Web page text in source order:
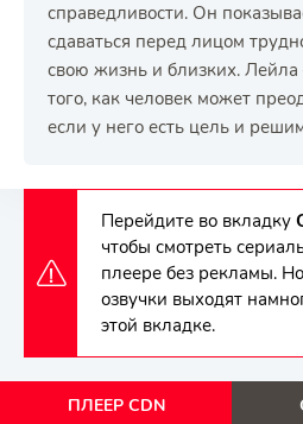
справедливости. Он
сдаваться перед лицом
свою жизнь и близких.
того, как человек может
если у него есть цель и
Перейдите во вкладку
чтобы смотреть
плеере без рекламы.
озвучки выходят
этой вкладке.
ПЛЕЕР CDN